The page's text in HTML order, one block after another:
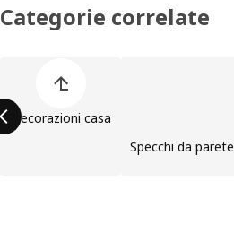
Categorie correlate
Decorazioni casa
Specchi da parete